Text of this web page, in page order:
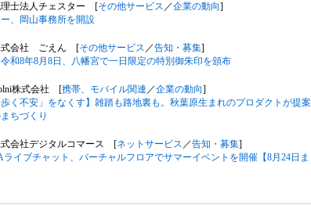
士法人チェスター [その他サービス ／企業の動向]
、岡山事務所を開設
式会社 ごえん [その他サービス ／告知・募集]
令和8年8月8日、八幡宮で一日限定の特別御朱印を頒布
株式会社 [携帯、モバイル関連 ／企業の動向]
歩く不安」をなくす】雑踏も路地裏も。秋葉原生まれのプロダクトが提案
ちづくり
会社デジタルコマース [ネットサービス ／告知・募集]
ライブチャット、バーチャルフロアでサマーイベントを開催【8月24日ま